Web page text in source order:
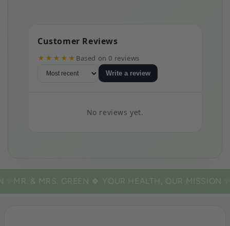
Customer Reviews
★★★★★ Based on 0 reviews
Write a review
No reviews yet.
MR. & MRS. GREEN 🍀 YOUR HEALTH, OUR MISSION ✨